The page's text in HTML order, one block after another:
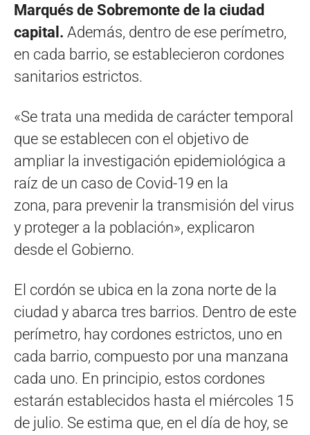
Marqués de Sobremonte de la ciudad
capital. Además, dentro de ese perímetro,
en cada barrio, se establecieron cordones
sanitarios estrictos.
«Se trata una medida de carácter temporal
que se establecen con el objetivo de
ampliar la investigación epidemiológica a
raíz de un caso de Covid-19 en la
zona, para prevenir la transmisión del virus
y proteger a la población», explicaron
desde el Gobierno.
El cordón se ubica en la zona norte de la
ciudad y abarca tres barrios. Dentro de este
perímetro, hay cordones estrictos, uno en
cada barrio, compuesto por una manzana
cada uno. En principio, estos cordones
estarán establecidos hasta el miércoles 15
de julio. Se estima que, en el día de hoy, se